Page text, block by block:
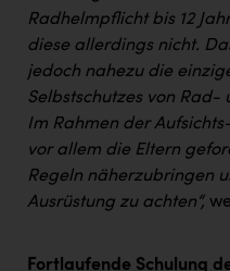
Radhelmpflicht bis 12
diese allerdings nicht.
jedoch nahezu die
Selbstschutzes von
Im Rahmen der
vor allem die Eltern
Regeln näherzubringen
Ausrüstung zu achten“,
Fortlaufende Schulung